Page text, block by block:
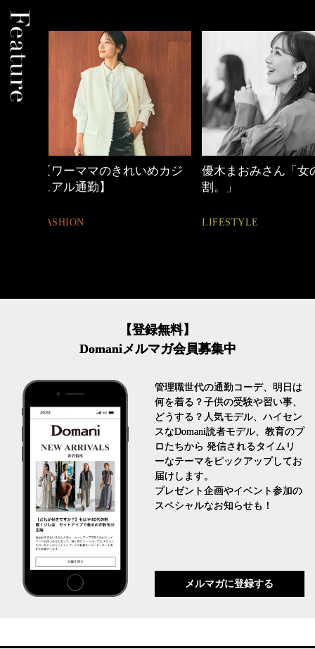
優木まおみさん「女の時間
割。」
LIFESTYLE
心地よくいられる
とは
FASHION
【登録無料】
Domaniメルマガ会員募集中
管理職世代の通勤コーデ、明日は
何を着る？子供の受験や習い事、
どうする？人気モデル、ハイセン
スなDomani読者モデル、教育のプ
ロたちから 発信されるタイムリ
ーなテーマをピックアップしてお
届けします。
プレゼント企画やイベント参加の
スペシャルなお知らせも！
メルマガに登録する